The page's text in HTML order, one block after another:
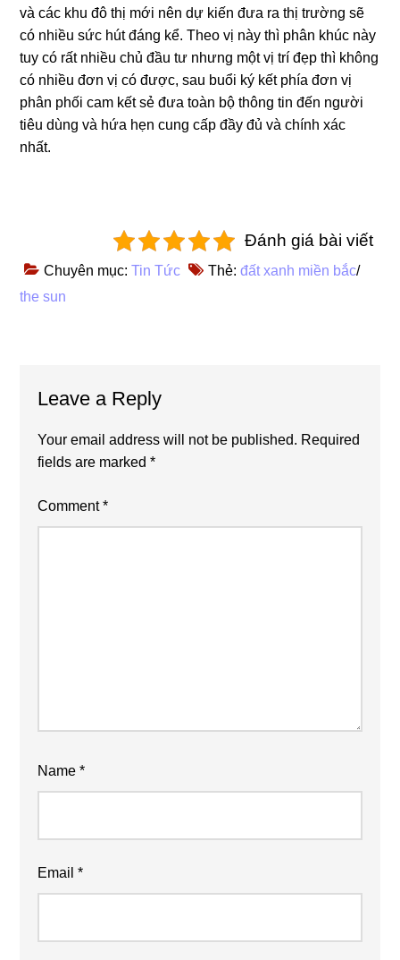
và các khu đô thị mới nên dự kiến đưa ra thị trường sẽ
có nhiều sức hút đáng kể. Theo vị này thì phân khúc này
tuy có rất nhiều chủ đầu tư nhưng một vị trí đẹp thì không
có nhiều đơn vị có được, sau buổi ký kết phía đơn vị
phân phối cam kết sẻ đưa toàn bộ thông tin đến người
tiêu dùng và hứa hẹn cung cấp đầy đủ và chính xác
nhất.
Đánh giá bài viết
Chuyên mục:Tin Tức Thẻ:đất xanh miền bắc/
the sun
Interactions
Leave a Reply
Your email address will not be published. Required
fields are marked*
Comment*
Name*
Email*